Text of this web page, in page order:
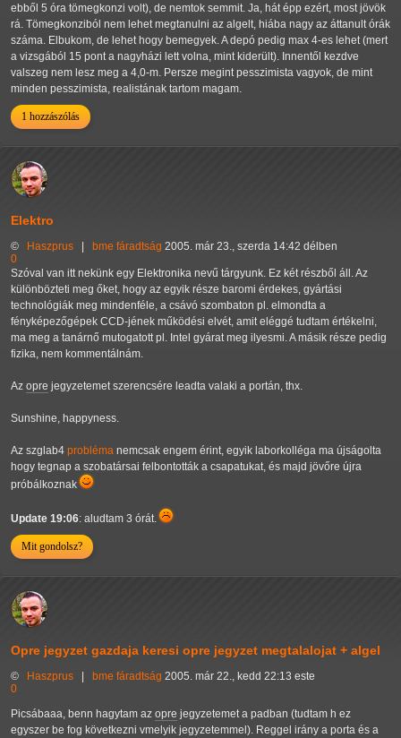
ebből 5 óra tömegkonzi volt), de nemtok semmit. Ja, hát épp ezért, most jövök
rá. Tömegkonziból nem lehet megtanulni az algelt, hiába nagy az áttanult órák
száma. Elbukom, de lehet hogy bemegyek. A depó pedig max 4-es lehet (mert
a vizsgából 15 pont a nagyházi lett volna, mint kiderült). Innentől kezdve
valszeg nem lesz meg a 4,0-m. Persze megint pesszimista vagyok, de mint
minden pesszimista, realistának tartom magam.
1 hozzászólás
Elektro
© Haszprus bme fáradtság 2005. már 23., szerda 14:42 délben
0
Szóval van itt nekünk egy Elektronika nevű tárgyunk. Ez két részből áll. Az
különbözteti meg őket, hogy az egyik része baromi érdekes, gyártási
technológiák meg mindenféle, a csávó szombaton pl. elmondta a
fényképezőgépek CCD-jének működési elvét, amit eléggé tudtam értékelni,
ma meg a tanárnő mutogatott pl. Intel gyárat meg ilyesmi. A másik része pedig
fizika, nem kommentálnám.
Az opre jegyzetemet szerencsére leadta valaki a portán, thx.
Sunshine, happyness.
Az szglab4 probléma nemcsak engem érint, egyik laborkolléga ma újságolta
hogy tegnap a szobatársai felbontották a csapatukat, és majd jövőre újra
próbálkoznak
Update 19:06: aludtam 3 órát.
Mit gondolsz?
Opre jegyzet gazdaja keresi opre jegyzet megtalalojat + algel
© Haszprus bme fáradtság 2005. már 22., kedd 22:13 este
0
Picsábaaa, benn hagytam az opre jegyzetemet a padban (tudtam h ez
egyszer be fog következni vmelyik jegyzetemmel). Reggel irány a porta és a